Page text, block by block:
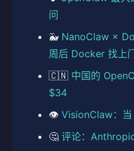
问
🐳 NanoClaw ×
周后 Docker 找上
🇨🇳 中国的
$34
👁️ VisionClaw：
🤔 评论：